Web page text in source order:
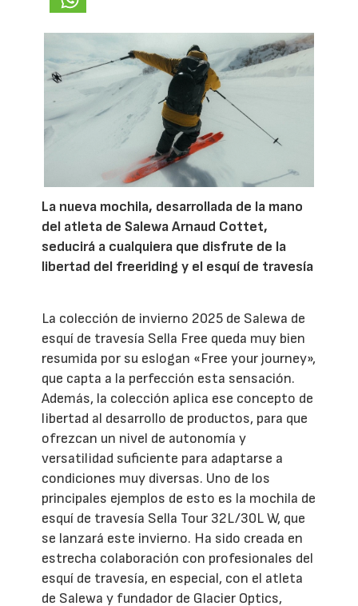
La nueva mochila, desarrollada de la mano
del atleta de Salewa Arnaud Cottet,
seducirá a cualquiera que disfrute de la
libertad del freeriding y el esquí de travesía
La colección de invierno 2025 de Salewa de
esquí de travesía Sella Free queda muy bien
resumida por su eslogan «Free your journey»,
que capta a la perfección esta sensación.
Además, la colección aplica ese concepto de
libertad al desarrollo de productos, para que
ofrezcan un nivel de autonomía y
versatilidad suficiente para adaptarse a
condiciones muy diversas. Uno de los
principales ejemplos de esto es la mochila de
esquí de travesía Sella Tour 32L/30L W, que
se lanzará este invierno. Ha sido creada en
estrecha colaboración con profesionales del
esquí de travesía, en especial, con el atleta
de Salewa y fundador de Glacier Optics,